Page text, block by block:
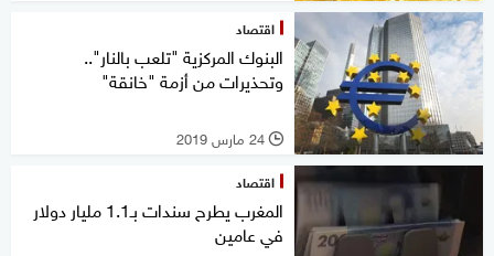
اقتصاد
البنوك المركزية "تلعب بالنار"..
وتحذيرات من أزمة "خانقة"
l 24 مارس 2019
اقتصاد
المغرب يطرح سندات بـ1.1 مليار دولار
في عامين